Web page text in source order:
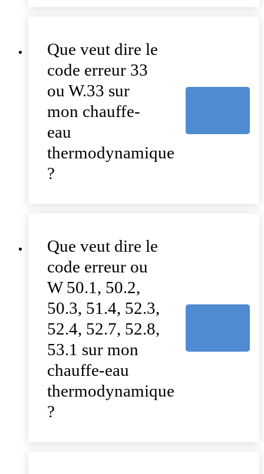
Que veut dire le
code erreur 33
ou W.33 sur
mon chauffe-
eau
thermodynamique
?
Que veut dire le
code erreur ou
W 50.1, 50.2,
50.3, 51.4, 52.3,
52.4, 52.7, 52.8,
53.1 sur mon
chauffe-eau
thermodynamique
?